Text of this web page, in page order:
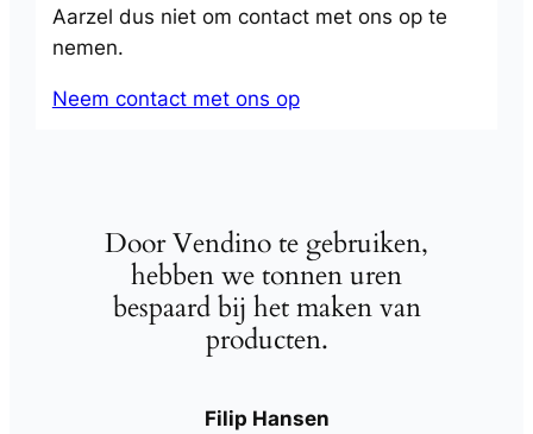
Aarzel dus niet om contact met ons op te
nemen.
Neem contact met ons op
Door Vendino te gebruiken,
hebben we tonnen uren
bespaard bij het maken van
producten.
Filip Hansen